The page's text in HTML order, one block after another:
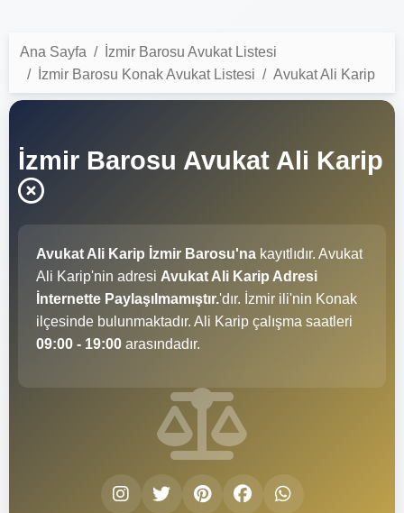
Ana Sayfa
İzmir Barosu Avukat Listesi
İzmir Barosu Konak Avukat Listesi
Avukat Ali Karip
İzmir Barosu Avukat Ali Karip
Avukat Ali Karip İzmir Barosu'na kayıtlıdır. Avukat
Ali Karip'nin adresi Avukat Ali Karip Adresi
İnternette Paylaşılmamıştır.'dır. İzmir ili'nin Konak
ilçesinde bulunmaktadır. Ali Karip çalışma saatleri
09:00 - 19:00 arasındadır.